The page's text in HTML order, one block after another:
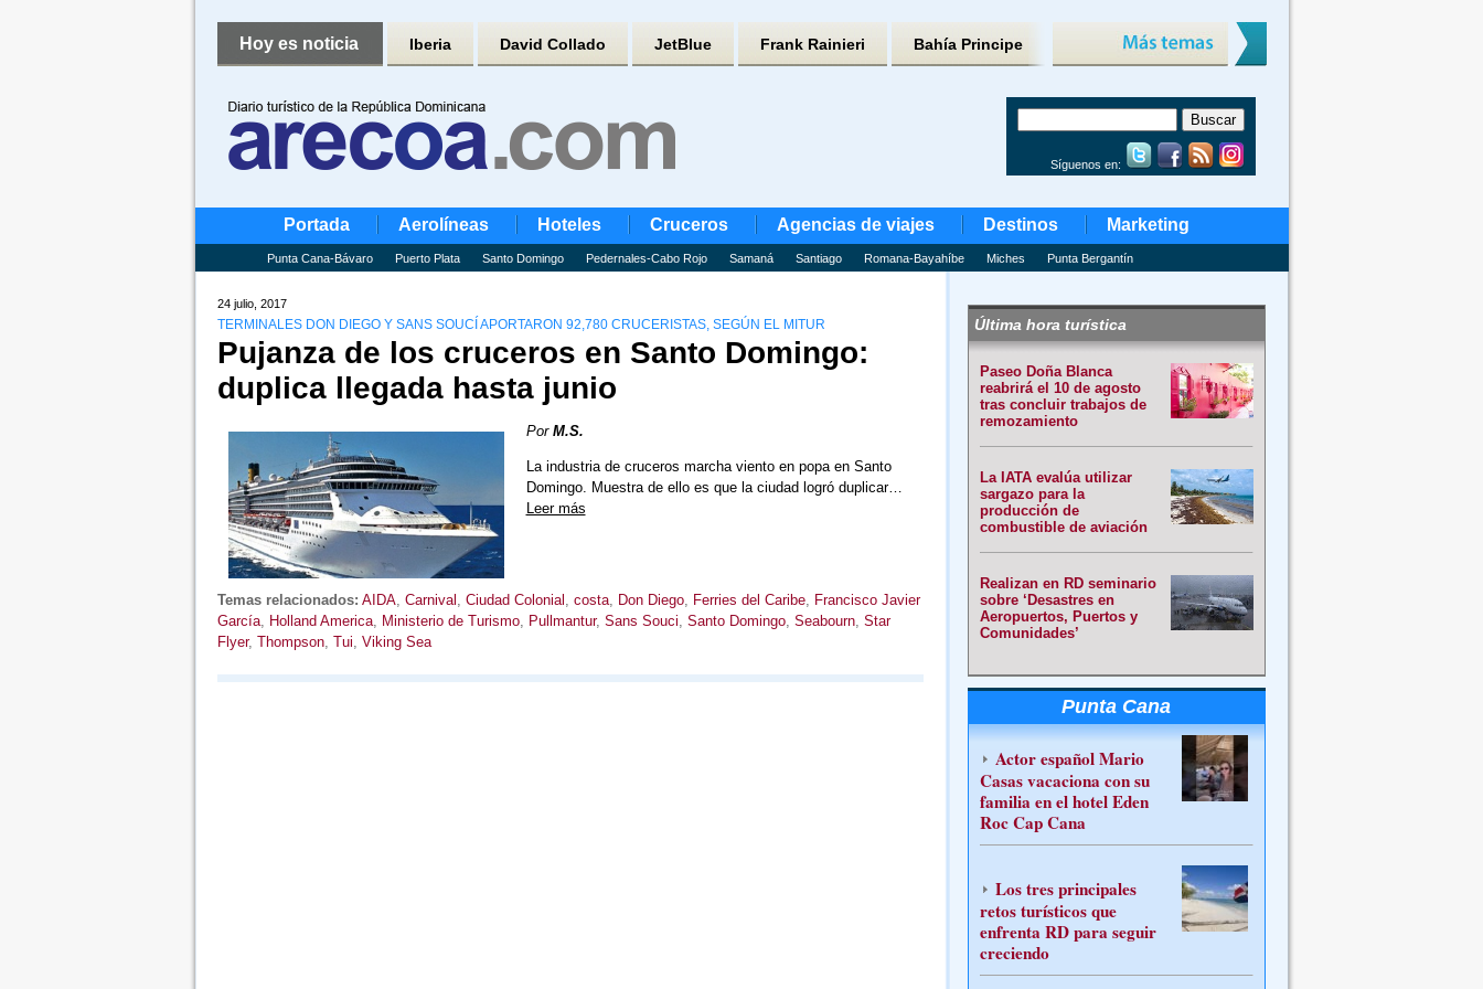
Hoy es noticia Iberia David Collado JetBlue Frank Rainieri Bahía Principe
Síguenos en:
Portada Aerolíneas Hoteles Cruceros Agencias de viajes Destinos Marketing
Punta Cana-Bávaro Puerto Plata Santo Domingo Pedernales-Cabo Rojo Samaná Santiago Romana-Bayahíbe Miches Punta Bergantín
24 julio, 2017
TERMINALES DON DIEGO Y SANS SOUCÍ APORTARON 92,780 CRUCERISTAS, SEGÚN EL MITUR
Pujanza de los cruceros en Santo Domingo:
duplica llegada hasta junio
Por M.S.
La industria de cruceros marcha viento en popa en Santo
Domingo. Muestra de ello es que la ciudad logró duplicar…
Leer más
Temas relacionados: AIDA, Carnival , Ciudad Colonial , costa, Don Diego, Ferries del Caribe, Francisco Javier
García, Holland America, Ministerio de Turismo, Pullmantur, Sans Souci, Santo Domingo, Seabourn, Star
Flyer, Thompson, Tui, Viking Sea
Última hora turística
Paseo Doña Blanca
reabrirá el 10 de agosto
tras concluir trabajos de
remozamiento
La IATA evalúa utilizar
sargazo para la
producción de
combustible de aviación
Realizan en RD seminario
sobre ‘Desastres en
Aeropuertos, Puertos y
Comunidades’
Punta Cana
Actor español Mario
Casas vacaciona con su
familia en el hotel Eden
Roc Cap Cana
Los tres principales
retos turísticos que
enfrenta RD para seguir
creciendo